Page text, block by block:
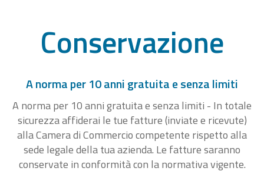
Conservazione
A norma per 10 anni gratuita e senza limiti
A norma per 10 anni gratuita e senza limiti - In totale
sicurezza affiderai le tue fatture (inviate e ricevute)
alla Camera di Commercio competente rispetto alla
sede legale della tua azienda. Le fatture saranno
conservate in conformità con la normativa vigente.